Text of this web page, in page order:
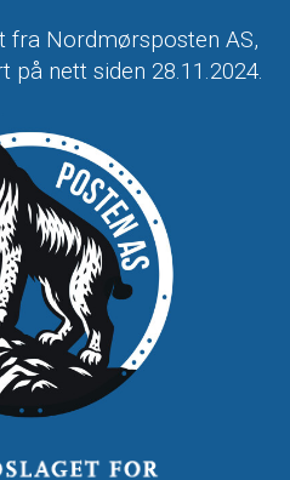
fra Nordmørsposten AS,
på nett siden 28.11.2024.